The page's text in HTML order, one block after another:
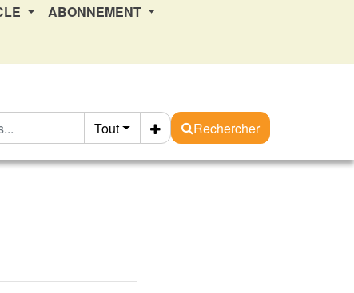
ABONNEMENT
Tout
Rechercher